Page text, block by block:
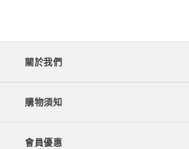
關於我們
購物須知
會員優惠